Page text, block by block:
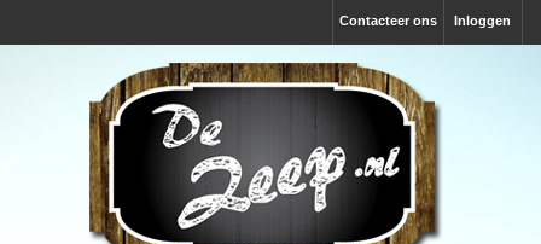
Inloggen
Contacteer ons